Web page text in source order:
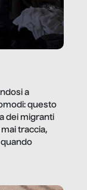
a
questo
dei migranti
traccia,